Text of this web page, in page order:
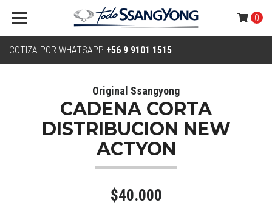
COTIZA POR WHATSAPP +56 9 9101 1515
0
Original Ssangyong
CADENA CORTA
DISTRIBUCION NEW
ACTYON
$40.000